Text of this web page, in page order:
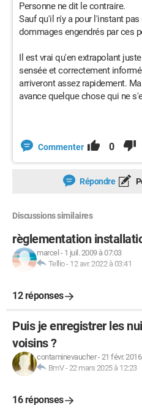
Personne ne dit le contraire.
Sauf qu'il n'y a pour l'instant
dommages engendrés par ces
Il est vrai qu'en extrapolant
sensée et correctement
arriveront assez rapidement.
avance quelque chose qui ne
Commenter 0
Répondre
Discussions similaires
règlementation
marcel - 1 juil. 2009 à 07:03
Tellio- 12 avr. 2022 à 03:41
12 réponses
Puis je enregistrer les
voisins ?
contaminevaucher-21 févr.
BmV-22 mars 2025 à 12:23
16 réponses